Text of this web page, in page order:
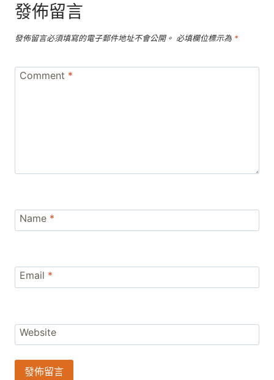
發佈留言
發佈留言必須填寫的電子郵件地址不會公開。 必填欄位標示為 *
Comment *
Name *
Email *
Website